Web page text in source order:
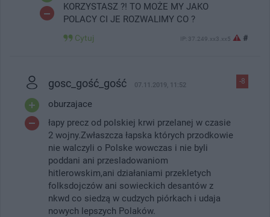
KORZYSTASZ ?! TO MOŻE MY JAKO
POLACY CI JE ROZWALIMY CO ?
Cytuj IP: 37.249.xx3.xx5 #
-8
gosc_gość_gość 07.11.2019, 11:52
oburzajace
łapy precz od polskiej krwi przelanej w czasie
2 wojny.Zwłaszcza łapska których przodkowie
nie walczyli o Polske wowczas i nie byli
poddani ani przesladowaniom
hitlerowskim,ani działaniami przekletych
folksdojczów ani sowieckich desantów z
nkwd co siedzą w cudzych piórkach i udaja
nowych lepszych Polaków.